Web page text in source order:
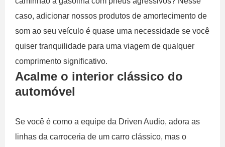
caso, adicionar nossos produtos de amortecimento de
som ao seu veículo é quase uma necessidade se você
quiser tranquilidade para uma viagem de qualquer
comprimento significativo.
Acalme o interior clássico do
automóvel
Se você é como a equipe da Driven Audio, adora as
linhas da carroceria de um carro clássico, mas o